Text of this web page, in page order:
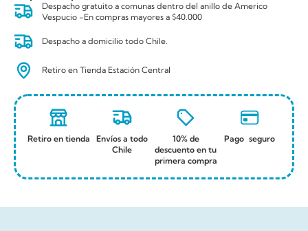
Despacho gratuito a comunas dentro del anillo de Americo
Vespucio -En compras mayores a $40.000
Despacho a domicilio todo Chile.
Retiro en Tienda Estación Central
Retiro en tienda
Envíos a todo
Chile
10% de
descuento en tu
primera compra
Pago seguro